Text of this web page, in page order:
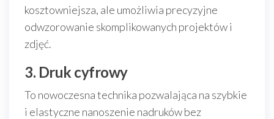
kosztowniejsza, ale umożliwia precyzyjne
odwzorowanie skomplikowanych projektów i
zdjęć.
3. Druk cyfrowy
To nowoczesna technika pozwalająca na szybkie
i elastyczne nanoszenie nadruków bez